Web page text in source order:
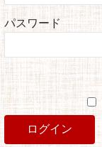
パスワード